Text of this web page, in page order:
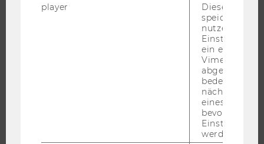
player
Dieses Cookie
speichert
ein
Vimeo-Video
abgespielt
bedeutet,
nächsten
eines Vimeo-
bevorzugten
werden.